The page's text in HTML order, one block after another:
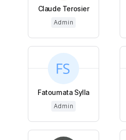
Claude Terosier
Admin
Fatoumata Sylla
Admin